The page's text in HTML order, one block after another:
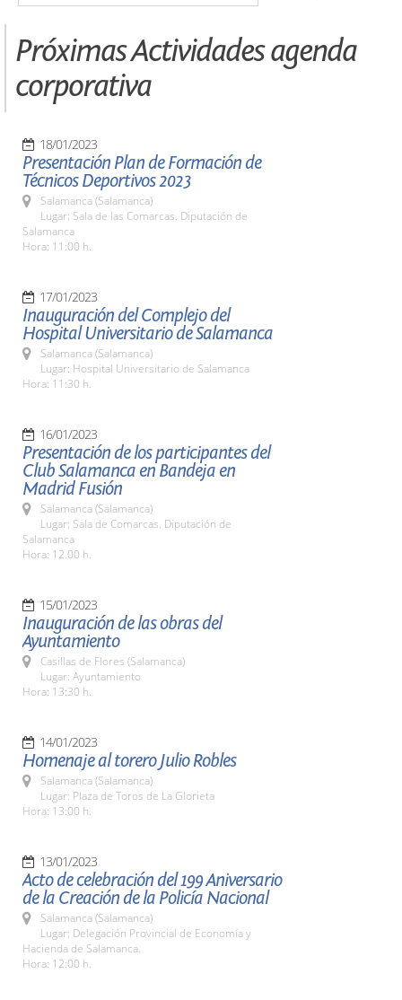
Próximas Actividades agenda
corporativa
18/01/2023
Presentación Plan de Formación de
Técnicos Deportivos 2023
Salamanca (Salamanca)
Lugar: Sala de las Comarcas. Diputación de
Salamanca
Hora: 11:00 h.
17/01/2023
Inauguración del Complejo del
Hospital Universitario de Salamanca
Salamanca (Salamanca)
Lugar: Hospital Universitario de Salamanca
Hora: 11:30 h.
16/01/2023
Presentación de los participantes del
Club Salamanca en Bandeja en
Madrid Fusión
Salamanca (Salamanca)
Lugar: Sala de Comarcas. Diputación de
Salamanca
Hora: 12.00 h.
15/01/2023
Inauguración de las obras del
Ayuntamiento
Casillas de Flores (Salamanca)
Lugar: Ayuntamiento
Hora: 13:30 h.
14/01/2023
Homenaje al torero Julio Robles
Salamanca (Salamanca)
Lugar: Plaza de Toros de La Glorieta
Hora: 13:00 h.
13/01/2023
Acto de celebración del 199 Aniversario
de la Creación de la Policía Nacional
Salamanca (Salamanca)
Lugar: Delegación Provincial de Economía y
Hacienda de Salamanca.
Hora: 12:00 h.